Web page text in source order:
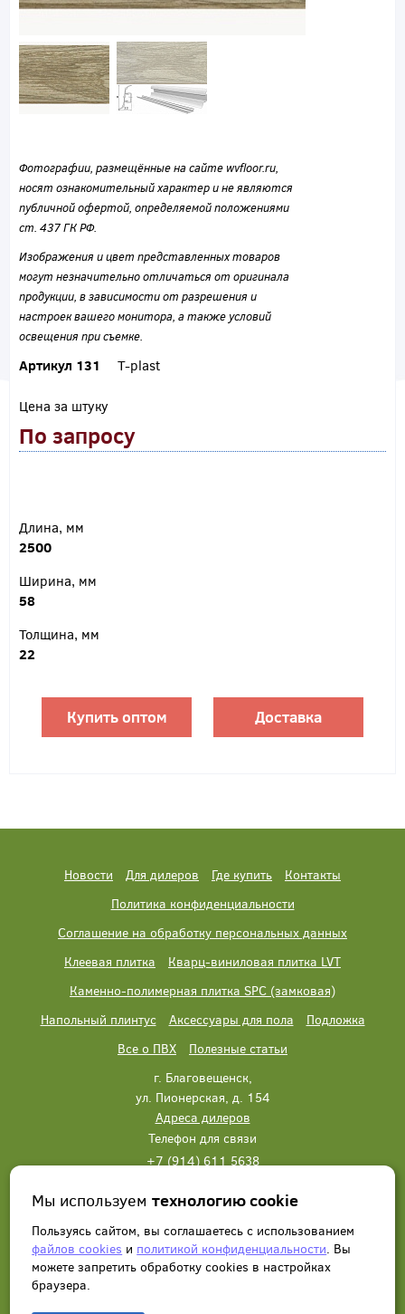
Фотографии, размещённые на сайте wvfloor.ru,
носят ознакомительный характер и не являются
публичной офертой, определяемой положениями
ст. 437 ГК РФ.
Изображения и цвет представленных товаров
могут незначительно отличаться от оригинала
продукции, в зависимости от разрешения и
настроек вашего монитора, а также условий
освещения при съемке.
Артикул 131 T-plast
Цена за штуку
По запросу
Длина, мм
2500
Ширина, мм
58
Толщина, мм
22
Купить оптом Доставка
Новости Для дилеров Где купить
Контакты
Политика конфиденциальности
Соглашение на обработку персональных данных
Клеевая плитка
Кварц-виниловая плитка LVT
Каменно-полимерная плитка SPC (замковая)
Напольный плинтус
Аксессуары для пола
Подложка
Все о ПВХ
Полезные статьи
г. Благовещенск,
ул. Пионерская, д. 154
Адреса дилеров
Телефон для связи
+7 (914) 611 5638
Написать нам Заказать звонок
Мы используемтехнологию cookie
Пользуясь сайтом, вы соглашаетесь с использованием
файлов cookies и политикой конфиденциальности. Вы
можете запретить обработку сookies в настройках
браузера.